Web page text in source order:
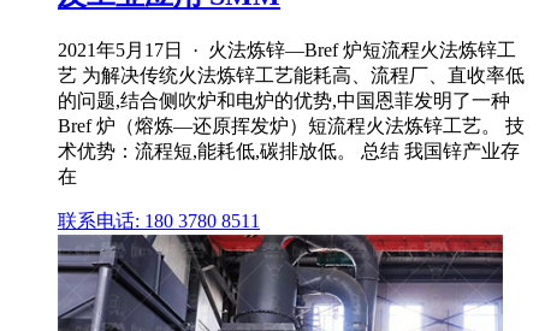
2021年5月17日 · 火法炼锌—Bref 炉短流程火法炼锌工
艺 为解决传统火法炼锌工艺能耗高、流程厂、直收率低
的问题,结合侧吹炉和电炉的优势,中国恩菲发明了一种
Bref 炉（熔炼—还原挥发炉）短流程火法炼锌工艺。 技
术优势：流程短,能耗低,碳排放低。 总结 我国锌产业存
在
联系电话: 180 3780 8511